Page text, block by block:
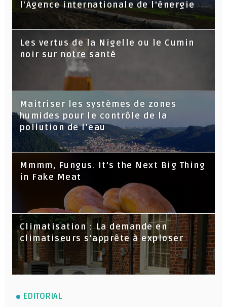
l'Agence internationale de l'énergie
Les vertus de la Nigelle ou le Cumin
noir sur notre santé
Maitriser les systèmes de zones
humides pour le contrôle de la
pollution de l'eau
Mmmm, Fungus. It’s the Next Big Thing
in Fake Meat
Climatisation : La demande en
climatiseurs s'apprête à exploser
EDITORIAL